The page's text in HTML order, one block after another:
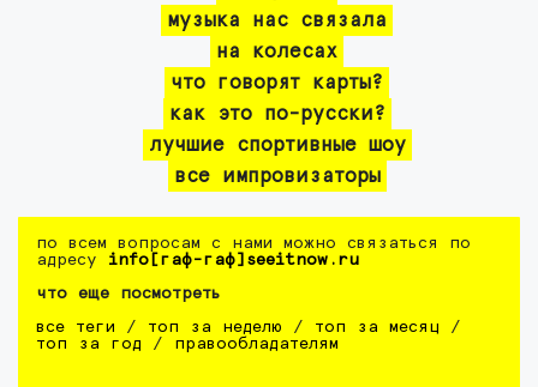
музыка нас связала
на колесах
что говорят карты?
как это по-русски?
лучшие спортивные шоу
все импровизаторы
по всем вопросам с нами можно связаться по
адресу info[гаф-гаф]seeitnow.ru
что еще посмотреть
все теги / топ за неделю / топ за месяц /
топ за год / правообладателям